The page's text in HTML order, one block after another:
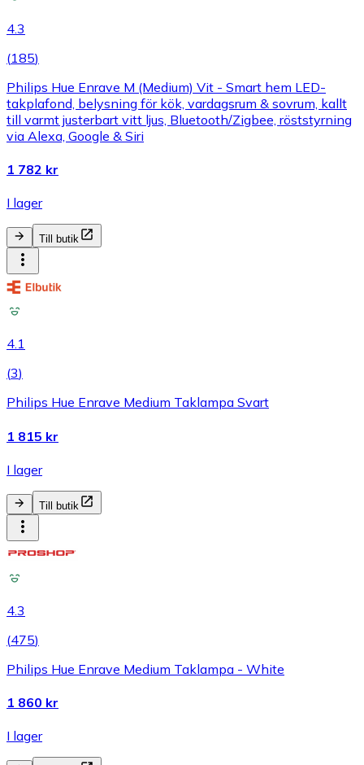
4.3
(185)
Philips Hue Enrave M (Medium) Vit - Smart hem LED-
takplafond, belysning för kök, vardagsrum & sovrum, kallt
till varmt justerbart vitt ljus, Bluetooth/Zigbee, röststyrning
via Alexa, Google & Siri
1 782 kr
I lager
Till butik
4.1
(3)
Philips Hue Enrave Medium Taklampa Svart
1 815 kr
I lager
Till butik
4.3
(475)
Philips Hue Enrave Medium Taklampa - White
1 860 kr
I lager